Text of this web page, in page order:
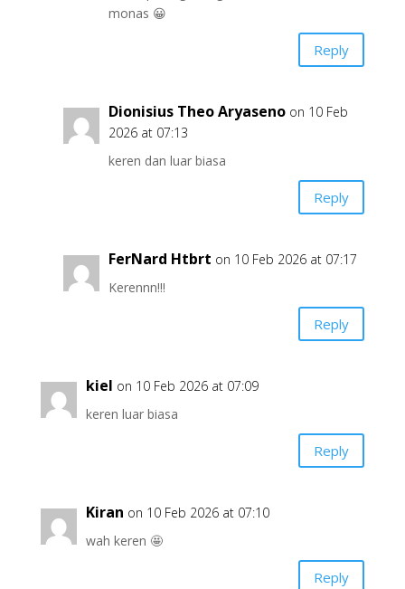
monas 😀
Reply
Dionisius Theo Aryaseno on 10 Feb
2026 at 07:13
keren dan luar biasa
Reply
FerNard Htbrt on 10 Feb 2026 at 07:17
Kerennn!!!
Reply
kiel on 10 Feb 2026 at 07:09
keren luar biasa
Reply
Kiran on 10 Feb 2026 at 07:10
wah keren 🤩
Reply